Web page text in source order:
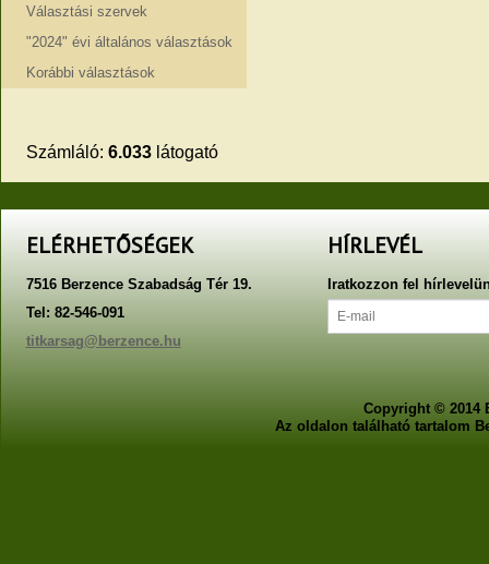
Választási szervek
"2024" évi általános választások
Korábbi választások
Számláló: 6.033látogató
ELÉRHETŐSÉGEK
7516 Berzence Szabadság Tér 19.
Tel: 82-546-091
titkarsag@berzence.hu
HÍRLEVÉL
Iratkozzon fel
Copyright © 2014
Az oldalon található tartalom